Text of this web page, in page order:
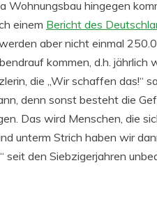
Wohnungsbau hingegen
einem Bericht des
aber nicht einmal
kommen, d.h. jährlich
die „Wir schaffen das!“
denn sonst besteht die
Das wird Menschen, die
unterm Strich haben wir
den Siebzigerjahren